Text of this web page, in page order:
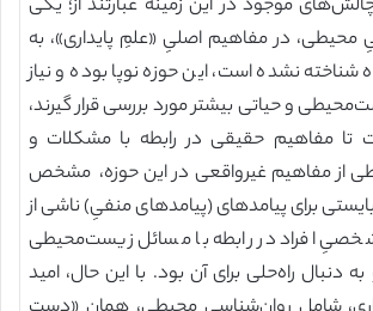
موجود در این زمینه عبارتند از؛ یکی
در مفاهیم اصلیِ «علمِ پایداری»، به
شناخته نشده است، این حوزه نوپا بوده و نیاز
و حیاتی بیشتر مورد بررسی قرار گیرند،
تا مفاهیم حقیقی در رابطه با مشکلات و
از مفاهیم غیرواقعی در این حوزه، مشخص
برای پیامدهای (پیامدهای منفیِ) ناشی از
افراد در رابطه با مسائل زیست‌محیطی
دنبال راه‌حلی برای آن بود. با این حال، امید